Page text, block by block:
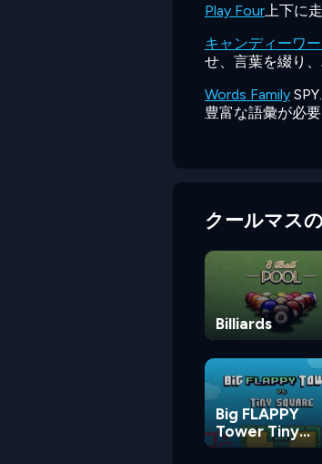
Play Four上下に
キャンディーワ
せ、言葉を綴り
Words Family
豊富な語彙が必要
クールマス
Billiards
Big FLAPPY
Tower Tiny
Square